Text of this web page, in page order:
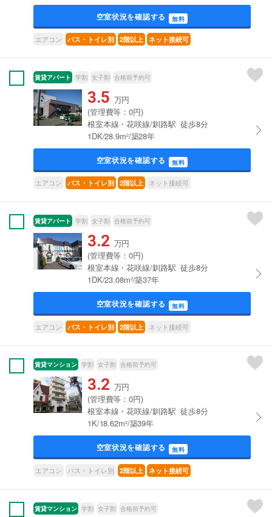
空室状況を確認する 無料
エアコン バス・トイレ別 2階以上 ネット接続可
賃貸アパート 学割 女子割 合格前予約可
3.5 万円
(管理費等：0円)
根室本線・花咲線/釧路駅 徒歩8分
1DK/28.9m²/築28年
空室状況を確認する 無料
エアコン バス・トイレ別 2階以上 ネット接続可
賃貸アパート 学割 女子割 合格前予約可
3.2 万円
(管理費等：0円)
根室本線・花咲線/釧路駅 徒歩8分
1DK/23.08m²/築37年
空室状況を確認する 無料
エアコン バス・トイレ別 2階以上 ネット接続可
賃貸マンション 学割 女子割 合格前予約可
3.2 万円
(管理費等：0円)
根室本線・花咲線/釧路駅 徒歩8分
1K/18.62m²/築39年
空室状況を確認する 無料
エアコン バス・トイレ別 2階以上 ネット接続可
賃貸マンション 学割 女子割 合格前予約可